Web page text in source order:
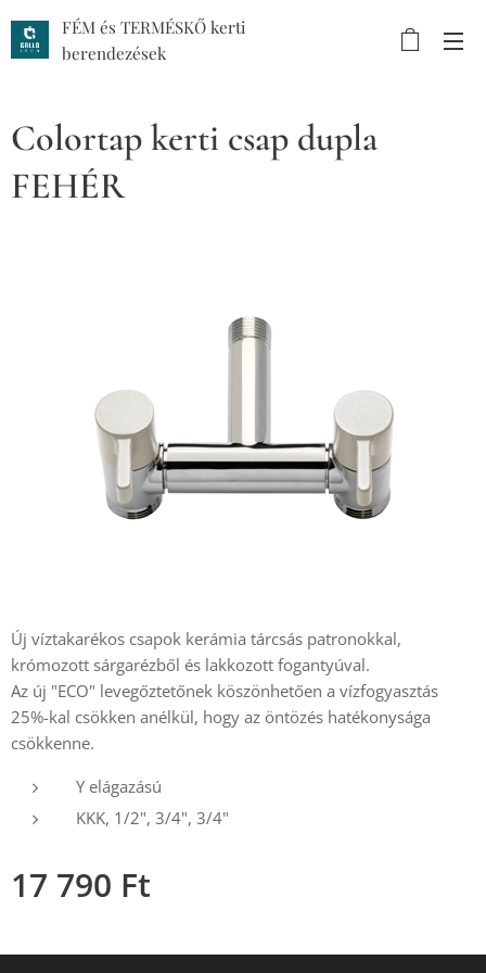
FÉM és TERMÉSKŐ kerti
berendezések
Colortap kerti csap dupla
FEHÉR
Új víztakarékos csapok kerámia tárcsás patronokkal,
krómozott sárgarézből és lakkozott fogantyúval.
Az új "ECO" levegőztetőnek köszönhetően a vízfogyasztás
25%-kal csökken anélkül, hogy az öntözés hatékonysága
csökkenne.
Y elágazású
KKK, 1/2", 3/4", 3/4"
17 790 Ft